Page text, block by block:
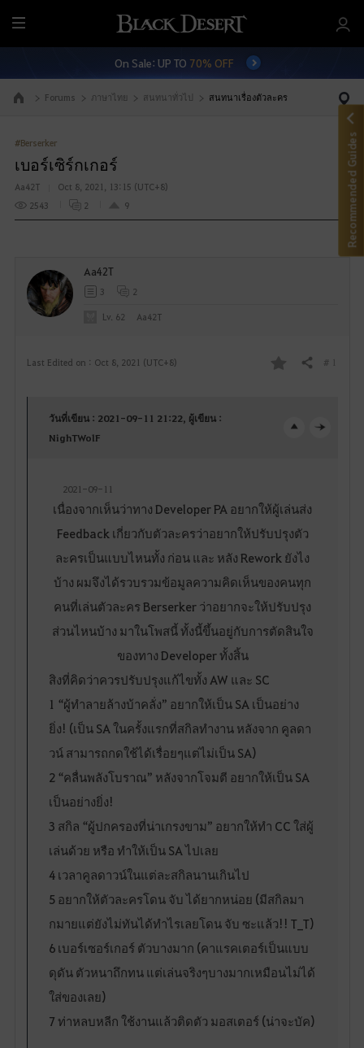
M
e
On Sale: UP TO 70% OFF
Go to the main page Forums ภาษาไทย สนทนาทั่วไป สนทนาเรื่องตัวละคร
#Berserker
เบอร์เซิร์กเกอร์
Aa42T
Oct 8, 2021, 13:15 (UTC+8)
2543
2 9
Last Edited on : Oct 8, 2021 (UTC+8)
r
i
t
e
Share # 1
วันที่เขียน : 2021-09-11 21:22, ผู้เขียน :
NighTWolF
2021-09-11
เนื่องจากเห็นว่าทาง Developer PA อยากให้ผู้เล่นส่ง
Feedback เกี่ยวกับตัวละครว่าอยากให้ปรับปรุงตัว
ละครเป็นแบบไหนทั้ง ก่อน และ หลัง Rework ยังไง
บ้าง ผมจึงได้รวบรวมข้อมูลความคิดเห็นของคนทุก
คนที่เล่นตัวละคร Berserker ว่าอยากจะให้ปรับปรุง
ส่วนไหนบ้าง มาในโพสนี้ ทั้งนี้ขึ้นอยู่กับการตัดสินใจ
ของทาง Developer ทั้งสิ้น
สิงที่คิดว่าควรปรับปรุงแก้ไขทั้ง AW และ SC
1 “ผู้ทำลายล้างบ้าคลั่ง” อยากให้เป็น SA เป็นอย่าง
ยิ่ง! (เป็น SA ในครั้งแรกที่สกิลทำงาน หลังจาก คูลดา
วน์ สามารถกดใช้ได้เรื่อยๆแต่ไม่เป็น SA)
2 “คลื่นพลังโบราณ” หลังจากโจมตี อยากให้เป็น SA
เป็นอย่างยิ่ง!
3 สกิล “ผู้ปกครองที่น่าเกรงขาม” อยากให้ทำ CC ใส่ผู้
เล่นด้วย หรือ ทำให้เป็น SA ไปเลย
4 เวลาคูลดาวน์ในแต่ละสกิลนานเกินไป
5 อยากให้ตัวละครโดน จับ ได้ยากหน่อย (มีสกิลมา
กมายแต่ยังไม่ทันได้ทำไรเลยโดน จับ ซะแล้ว!! T_T)
6 เบอร์เซอร์เกอร์ ตัวบางมาก (คาแรคเตอร์เป็นแบบ
ดุดัน ตัวหนาถึกทน แต่เล่นจริงๆบางมากเหมือนไม่ได้
ใส่ของเลย)
7 ท่าหลบหลีก ใช้งานแล้วติดตัว มอสเตอร์ (น่าจะบัค)
Aa42T
3 2
Lv. 62 Aa42T
Recommended Guides